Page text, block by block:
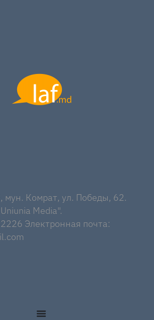
мун. Комрат, ул. Победы, 62.
Media".
Электронная почта: